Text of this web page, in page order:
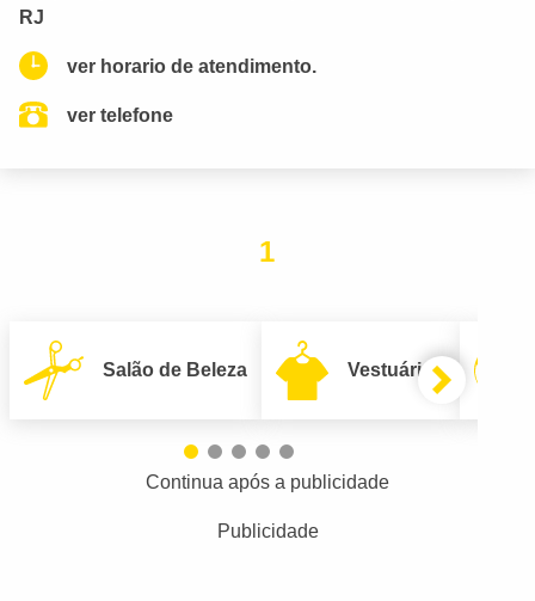
RJ
ver horario de atendimento.
ver telefone
1
Salão de Beleza Vestuário
Continua após a publicidade
Publicidade